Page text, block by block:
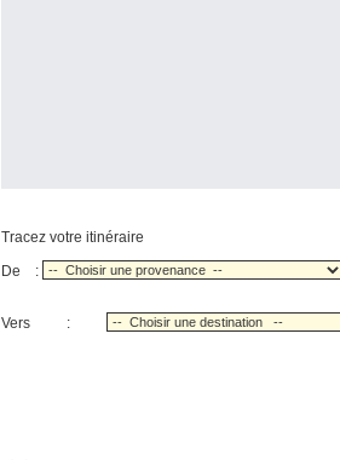
Tracez votre itinéraire
De :
Vers :